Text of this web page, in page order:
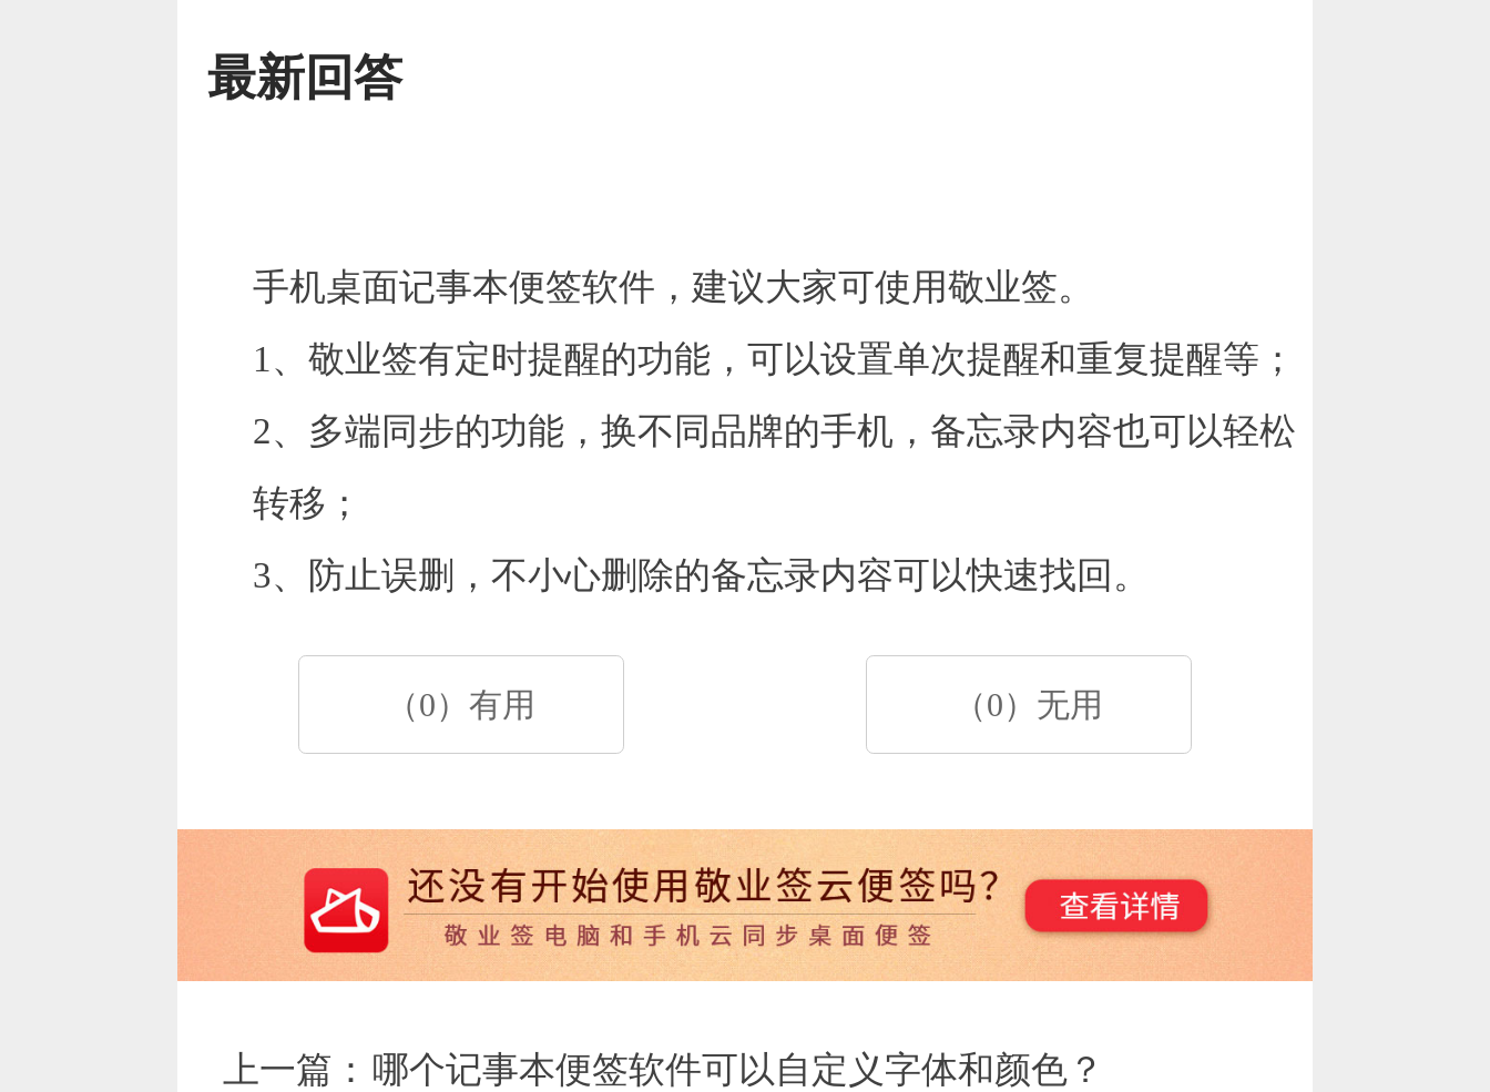
最新回答
手机桌面记事本便签软件，建议大家可使用敬业签。
1、敬业签有定时提醒的功能，可以设置单次提醒和重复提醒等；
2、多端同步的功能，换不同品牌的手机，备忘录内容也可以轻松
转移；
3、防止误删，不小心删除的备忘录内容可以快速找回。
（0）有用 （0）无用
上一篇： 哪个记事本便签软件可以自定义字体和颜色？